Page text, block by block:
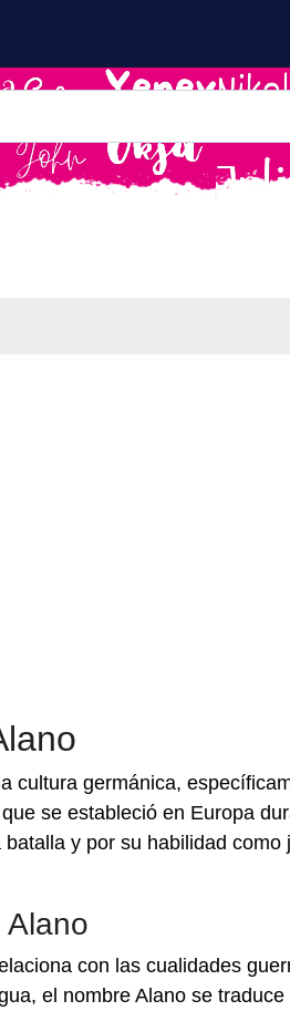
cultura germánica,
se estableció en Europa
y por su habilidad
Alano
con las cualidades
el nombre Alano se